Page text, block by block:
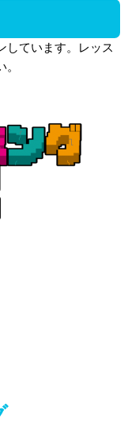
しています。レッス